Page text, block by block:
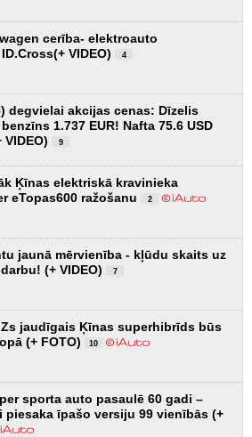
cerība- elektroauto
VIDEO)
4
degvielai akcijas cenas: Dīzelis
1.737 EUR! Nafta 75.6 USD
9
Ķīnas elektriskā kravinieka
eTopas600 ražošanu
2
jaunā mērvienība - kļūdu skaits uz
(+ VIDEO)
7
Zs jaudīgais Ķīnas superhibrīds būs
(+ FOTO)
10
sporta auto pasaulē 60 gadi –
piesaka īpašo versiju 99 vienībās (+